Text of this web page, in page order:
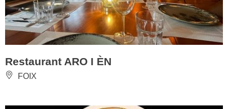
Restaurant ARO I ÈN
FOIX